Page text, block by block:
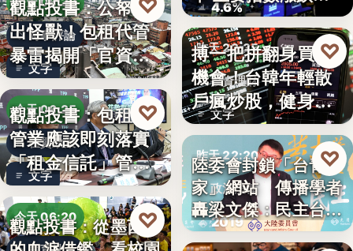
時事評論
文字
觀點投書：公帑養
出怪獸！包租代管
暴雷揭開「官資共
生」的制…
♡
今天 06:25
租賃政策
文字
觀點投書：包租代
管業應該即刻落實
「租金信託」管理
制度！才…
♡
今天 06:20
觀點投書：從墨西哥
♡
4.6%
見
昨天 22:35
投資理財
文字
搏一把拼翻身買房
機會！台韓年輕散
戶瘋炒股，健身網
紅開槓桿…
♡
昨天 22:20
政治法律
2019
陸委會封鎖「台青e
家」網站 傳播學者
轟梁文傑：民主台灣
的…
♡